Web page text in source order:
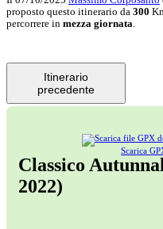
proposto questo itinerario da 300
percorrere in mezza giornata.
Itinerario
precedente
Scarica
Classico
2022)